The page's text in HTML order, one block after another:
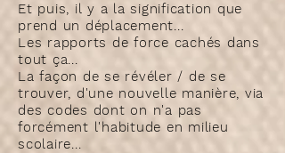
Et puis, il y a la signification que
prend un déplacement...
Les rapports de force cachés dans
tout ça...
La façon de se révéler / de se
trouver, d'une nouvelle manière, via
des codes dont on n'a pas
forcément l'habitude en milieu
scolaire...